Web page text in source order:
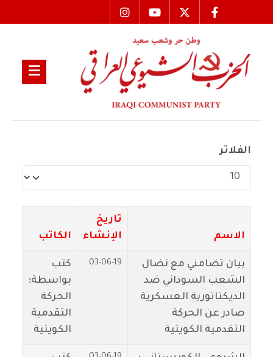
الفلاتر
عدد الإظهارات:
الاسم
تاريخ
الإنشاء
الكاتب
بيان تضامني مع نضال
الشعب السوداني ضد
الديكتاتورية العسكرية
صادر عن الحركة
التقدمية الكويتية
03-06-19
كتب
بواسطة:
الحركة
التقدمية
الكويتية